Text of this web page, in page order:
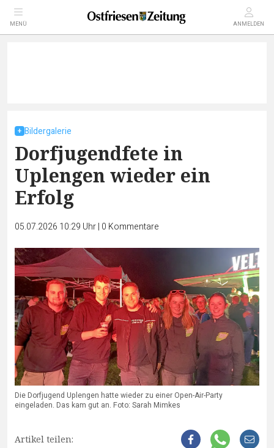
MENÜ ANMELDEN
Bildergalerie
Dorfjugendfete in
Uplengen wieder ein
Erfolg
05.07.2026 10:29 Uhr| 0 Kommentare
Die Dorfjugend Uplengen hatte wieder zu einer Open-Air-Party
eingeladen. Das kam gut an. Foto: Sarah Mimkes
Artikel teilen: